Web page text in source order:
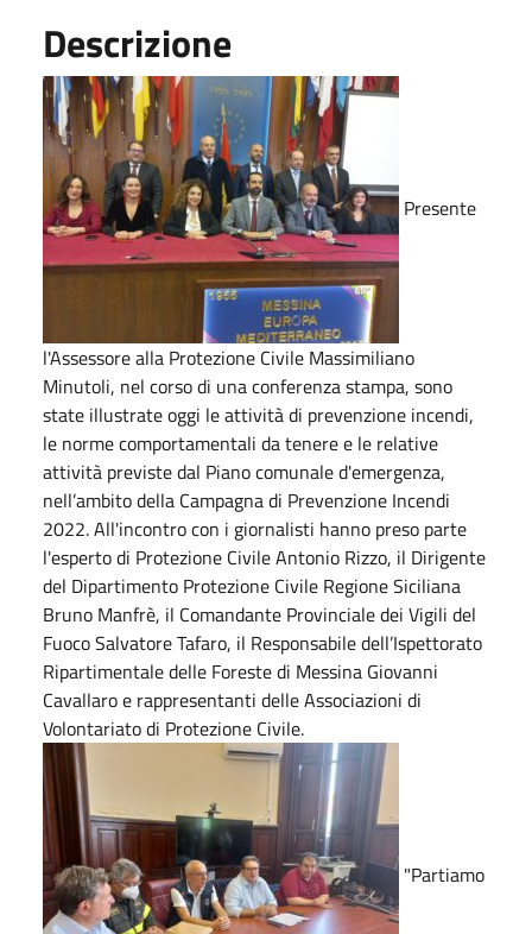
Descrizione
Presente
l'Assessore alla Protezione Civile Massimiliano
Minutoli, nel corso di una conferenza stampa, sono
state illustrate oggi le attività di prevenzione incendi,
le norme comportamentali da tenere e le relative
attività previste dal Piano comunale d'emergenza,
nell’ambito della Campagna di Prevenzione Incendi
2022. All'incontro con i giornalisti hanno preso parte
l'esperto di Protezione Civile Antonio Rizzo, il Dirigente
del Dipartimento Protezione Civile Regione Siciliana
Bruno Manfrè, il Comandante Provinciale dei Vigili del
Fuoco Salvatore Tafaro, il Responsabile dell’Ispettorato
Ripartimentale delle Foreste di Messina Giovanni
Cavallaro e rappresentanti delle Associazioni di
Volontariato di Protezione Civile.
"Partiamo